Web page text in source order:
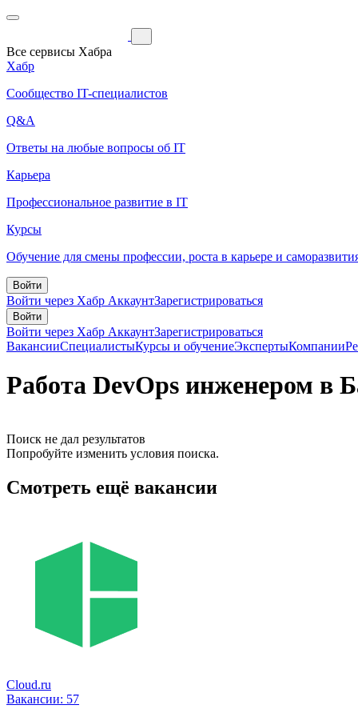
Все сервисы Хабра
Хабр
Сообщество IT-специалистов
Q&A
Ответы на любые вопросы об IT
Карьера
Профессиональное развитие в IT
Курсы
Обучение для смены профессии, роста в карьере и
Войти
Войти через Хабр АккаунтЗарегистрироваться
Войти
Войти через Хабр АккаунтЗарегистрироваться
ВакансииСпециалистыКурсы и обучениеЭкспертыКомпании
Работа DevOps инженером в
Поиск не дал результатов
Попробуйте изменить условия поиска.
Смотреть ещё вакансии
Cloud.ru
Вакансии: 57